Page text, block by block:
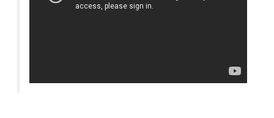
לָהֶם מַלְאָךְ מִמְּשָׁרְתָיו אֲשֶׁר בַּשָּׁמַיִם לְרָחֲצָם לְאֵלּוּ הַתִּינוֹקוֹת שֶׁנּוֹלְדוּ וְהֻשְׁלְכוּ בַּשָּׂדֶה, וְלָסוּךְ
עַד שֶׁגָּדְלוּ וּבָאוּ לְחֵיק הוֹרֵיהֶם.